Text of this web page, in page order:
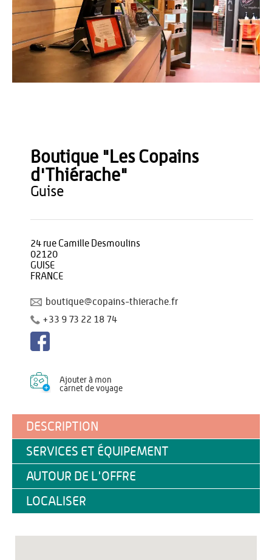
Boutique "Les Copains
d'Thiérache"
guise
24 rue Camille Desmoulins
02120
GUISE
FRANCE
boutique@copains-thierache.fr
+33 9 73 22 18 74
Ajouter à mon
carnet de voyage
DESCRIPTION
SERVICES ET ÉQUIPEMENT
AUTOUR DE L'OFFRE
LOCALISER